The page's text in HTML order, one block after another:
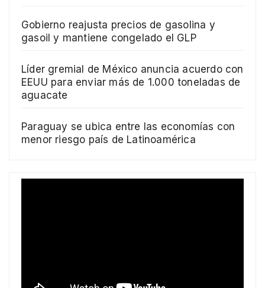
Gobierno reajusta precios de gasolina y
gasoil y mantiene congelado el GLP
Líder gremial de México anuncia acuerdo con
EEUU para enviar más de 1.000 toneladas de
aguacate
Paraguay se ubica entre las economías con
menor riesgo país de Latinoamérica